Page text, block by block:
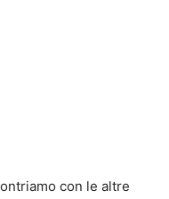
con le altre